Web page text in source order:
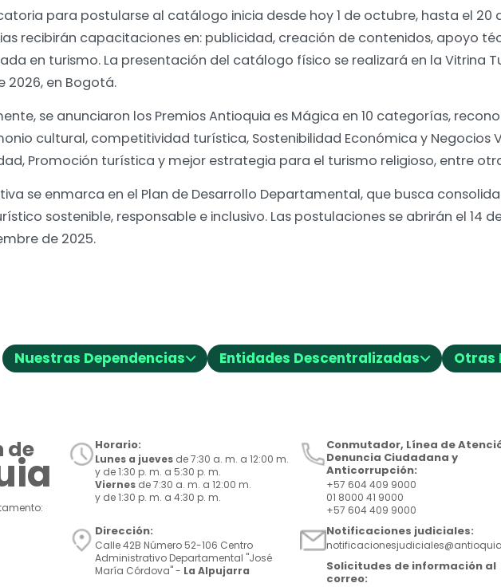
para postularse al catálogo inicia desde hoy 1 de octubre, hasta el 20
recibirán capacitaciones en: publicidad, creación de contenidos, apoyo
en turismo. La presentación del catálogo físico se realizará en la Vitrina
2026, en Bogotá.
se anunciaron los Premios Antioquia es Mágica en 10 categorías,
cultural, competitividad turística, Sostenibilidad Económica y Negocios
Promoción turística y mejor estrategia para el turismo religioso, entre
se enmarca en el Plan de Desarrollo Departamental, que busca
sostenible, responsable e inclusivo. Las postulaciones se abrirán el 14
de 2025.
Nuestras Dependencias⌵ Entidades Descentralizadas⌵ Otras
de Horario:
Lunes a jueves de 7:30 a. m. a 12:00 m.
y de 1:30 p. m. a 5:30 p. m.
Viernes de 7:30 a. m. a 12:00 m.
y de 1:30 p. m. a 4:30 p. m.
Conmutador, Línea de
Denuncia Ciudadana y
Anticorrupción:
+57 604 409 9000
01 8000 41 9000
+57 604 409 9000
Dirección:
Calle 42B Número 52-106 Centro
Administrativo Departamental "José
María Córdova" - La Alpujarra
Notificaciones judiciales:
Solicitudes de información al
correo: